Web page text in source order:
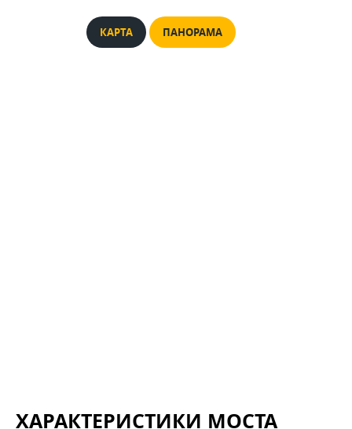
КАРТА ПАНОРАМА
ХАРАКТЕРИСТИКИ МОСТА